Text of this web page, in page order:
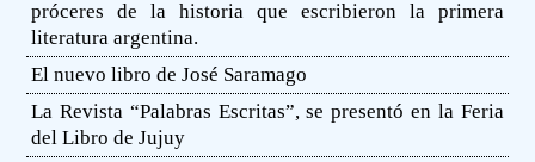
próceres de la historia que escribieron la primera
literatura argentina.
El nuevo libro de José Saramago
La Revista “Palabras Escritas”, se presentó en la Feria
del Libro de Jujuy